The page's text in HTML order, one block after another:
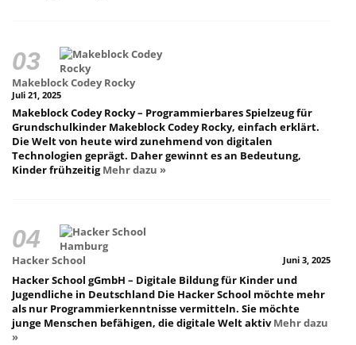
Makeblock Codey Rocky
Juli 21, 2025
Makeblock Codey Rocky – Programmierbares Spielzeug für
Grundschulkinder Makeblock Codey Rocky, einfach erklärt.
Die Welt von heute wird zunehmend von digitalen
Technologien geprägt. Daher gewinnt es an Bedeutung,
Kinder frühzeitigMehr dazu »
Hacker School Juni 3, 2025
Hacker School gGmbH – Digitale Bildung für Kinder und
Jugendliche in Deutschland Die Hacker School möchte mehr
als nur Programmierkenntnisse vermitteln. Sie möchte
junge Menschen befähigen, die digitale Welt aktivMehr dazu
»